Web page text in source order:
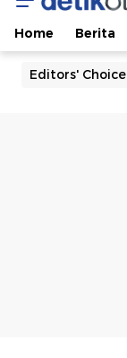
Home Berita
Editors' Choice